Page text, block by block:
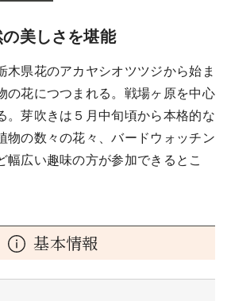
美しさを堪能
木県花のアカヤシオツツジから始ま
の花につつまれる。戦場ヶ原を中心
。芽吹きは５月中旬頃から本格的な
物の数々の花々、バードウォッチン
幅広い趣味の方が参加できるとこ
基本情報